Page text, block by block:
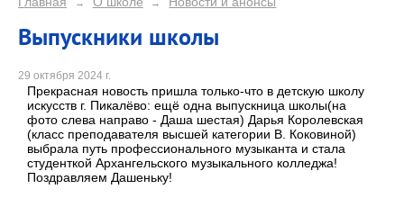
→ →
Выпускники школы
29 октября 2024 г.
Прекрасная новость пришла только-что в детскую школу
искусств г. Пикалёво: ещё одна выпускница школы(на
фото слева направо - Даша шестая) Дарья Королевская
(класс преподавателя высшей категории В. Коковиной)
выбрала путь профессионального музыканта и стала
студенткой Архангельского музыкального колледжа!
Поздравляем Дашеньку!